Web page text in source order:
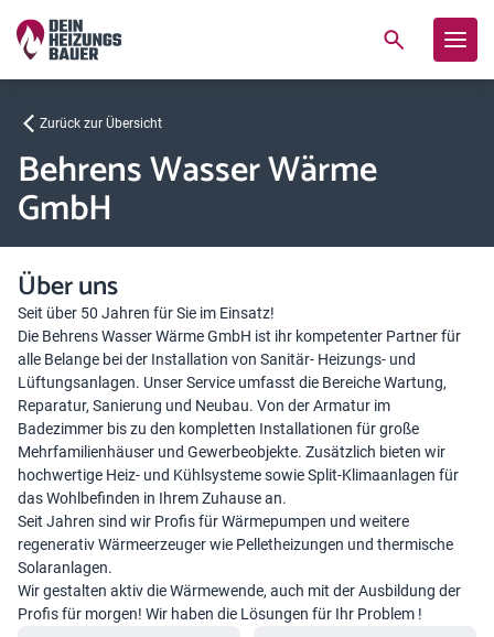
Zurück zur Übersicht
Behrens Wasser Wärme
GmbH
Über uns
Seit über 50 Jahren für Sie im Einsatz!
Die Behrens Wasser Wärme GmbH ist ihr kompetenter Partner für
alle Belange bei der Installation von Sanitär- Heizungs- und
Lüftungsanlagen. Unser Service umfasst die Bereiche Wartung,
Reparatur, Sanierung und Neubau. Von der Armatur im
Badezimmer bis zu den kompletten Installationen für große
Mehrfamilienhäuser und Gewerbeobjekte. Zusätzlich bieten wir
hochwertige Heiz- und Kühlsysteme sowie Split-Klimaanlagen für
das Wohlbefinden in Ihrem Zuhause an.
Seit Jahren sind wir Profis für Wärmepumpen und weitere
regenerativ Wärmeerzeuger wie Pelletheizungen und thermische
Solaranlagen.
Wir gestalten aktiv die Wärmewende, auch mit der Ausbildung der
Profis für morgen! Wir haben die Lösungen für Ihr Problem !